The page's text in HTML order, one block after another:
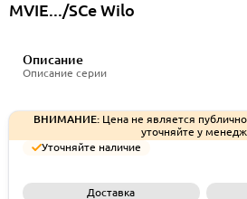
MVIE.../SCe Wilo
Описание
Описание серии
ВНИМАНИЕ: Цена не является
уточняйте у
Уточняйте наличие
Доставка